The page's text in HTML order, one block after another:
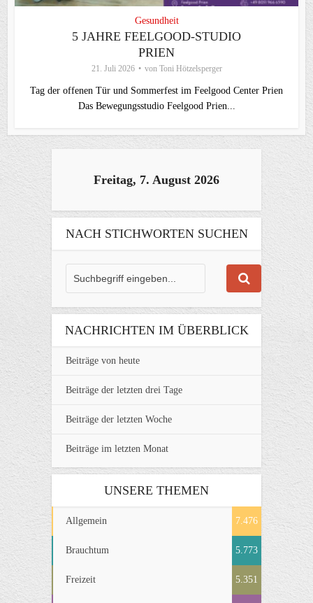
Gesundheit
5 JAHRE FEELGOOD-STUDIO
PRIEN
21. Juli 2026 von Toni Hötzelsperger
Tag der offenen Tür und Sommerfest im Feelgood Center Prien
Das Bewegungsstudio Feelgood Prien...
Freitag, 7. August 2026
NACH STICHWORTEN SUCHEN
NACHRICHTEN IM ÜBERBLICK
Beiträge von heute
Beiträge der letzten drei Tage
Beiträge der letzten Woche
Beiträge im letzten Monat
UNSERE THEMEN
Allgemein 7.476
Brauchtum 5.773
Freizeit 5.351